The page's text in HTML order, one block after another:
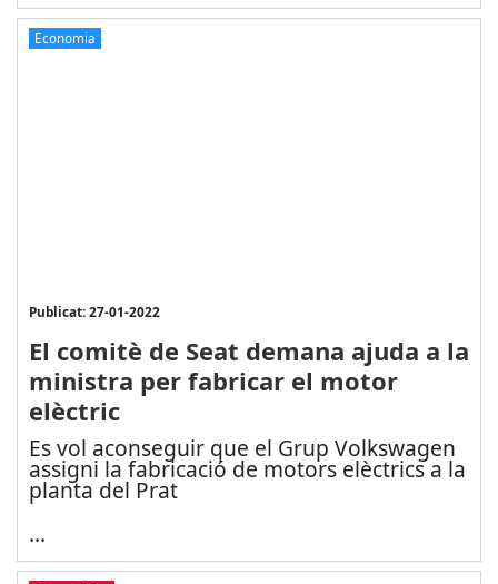
Economia
Publicat: 27-01-2022
El comitè de Seat demana ajuda a la
ministra per fabricar el motor
elèctric
Es vol aconseguir que el Grup Volkswagen
assigni la fabricació de motors elèctrics a la
planta del Prat
...